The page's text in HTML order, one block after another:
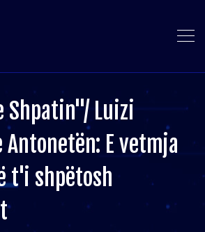
Shpatin"/ Luizi
Antonetën: E vetmja
t'i shpëtosh